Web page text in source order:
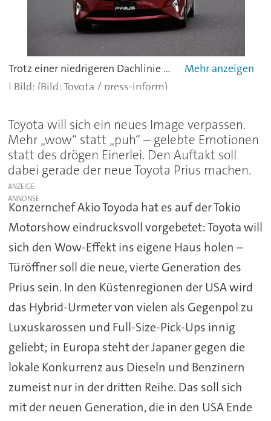
Trotz einer niedrigeren Dachlinie und des deutlich flacheren Hecks werden kaum Designpreise auf den 4,54 Meter langen Fünfsitzer einprasseln. Alle
(Bild: Toyota / press-inform)
Toyota will sich ein neues Image verpassen.
Mehr „wow“ statt „puh“ – gelebte Emotionen
statt des drögen Einerlei. Den Auftakt soll
dabei gerade der neue Toyota Prius machen.
ANZEIGE
Konzernchef Akio Toyoda hat es auf der Tokio
Motorshow eindrucksvoll vorgebetet: Toyota will
sich den Wow-Effekt ins eigene Haus holen –
Türöffner soll die neue, vierte Generation des
Prius sein. In den Küstenregionen der USA wird
das Hybrid-Urmeter von vielen als Gegenpol zu
Luxuskarossen und Full-Size-Pick-Ups innig
geliebt; in Europa steht der Japaner gegen die
lokale Konkurrenz aus Dieseln und Benzinern
zumeist nur in der dritten Reihe. Das soll sich
mit der neuen Generation, die in den USA Ende